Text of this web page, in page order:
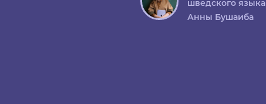
шведского языка
Анны Бушаиба